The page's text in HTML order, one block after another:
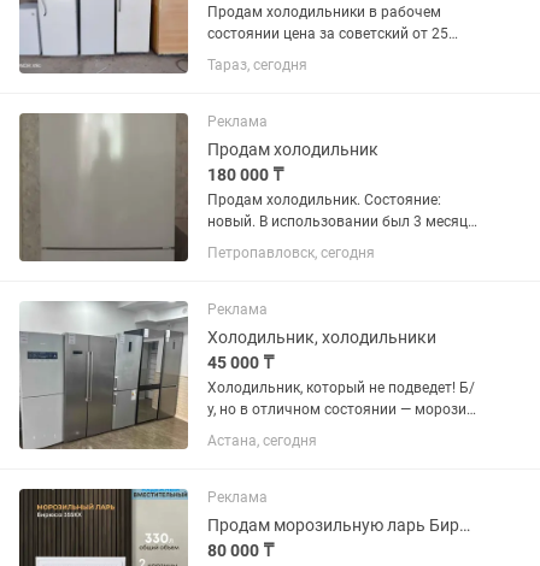
Продам холодильники в рабочем
состоянии цена за советский от 25
тысяч иномарки маленький офисные
от 35 тысяч есть доставка по городу по
Тараз, сегодня
Реклама
Продам холодильник
180 000 ₸
Продам холодильник. Состояние:
новый. В использовании был 3 месяца.
Самовывоз.
Петропавловск, сегодня
Реклама
Холодильник, холодильники
45 000 ₸
Холодильник, который не подведет! Б/
у, но в отличном состоянии — морозит
как Сибирь зимой! Чистый, ухоженный,
без посторонних запахов. Гарантия — 3
в покупке! Цена...
Астана, сегодня
Реклама
Продам морозильную ларь Бирюса
80 000 ₸